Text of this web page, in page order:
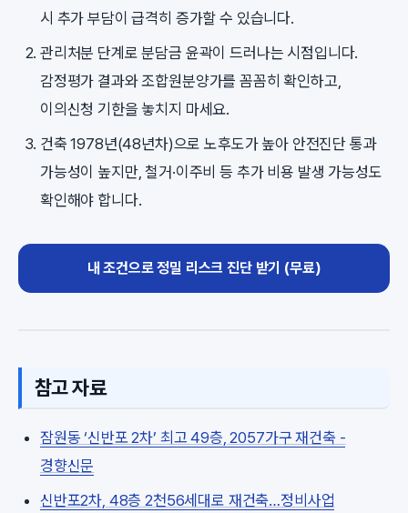
시 추가 부담이 급격히 증가할 수 있습니다.
관리처분 단계로 분담금 윤곽이 드러나는 시점입니다.
감정평가 결과와 조합원분양가를 꼼꼼히 확인하고,
이의신청 기한을 놓치지 마세요.
건축 1978년(48년차)으로 노후도가 높아 안전진단 통과
가능성이 높지만, 철거·이주비 등 추가 비용 발생 가능성도
확인해야 합니다.
내 조건으로 정밀 리스크 진단 받기 (무료)
참고 자료
잠원동 ‘신반포 2차’ 최고 49층, 2057가구 재건축 -
경향신문
신반포2차, 48층 2천56세대로 재건축…정비사업